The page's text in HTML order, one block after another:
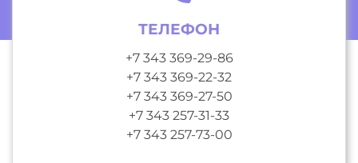
ТЕЛЕФОН
+7 343 369-29-86
+7 343 369-22-32
+7 343 369-27-50
+7 343 257-31-33
+7 343 257-73-00